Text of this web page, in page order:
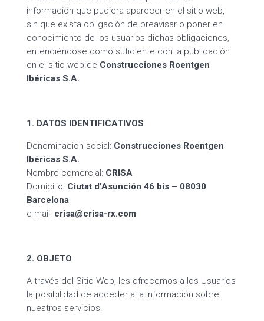
información que pudiera aparecer en el sitio web,
sin que exista obligación de preavisar o poner en
conocimiento de los usuarios dichas obligaciones,
entendiéndose como suficiente con la publicación
en el sitio web de Construcciones Roentgen
Ibéricas S.A.
1. DATOS IDENTIFICATIVOS
Denominación social: Construcciones Roentgen
Ibéricas S.A.
Nombre comercial: CRISA
Domicilio: Ciutat d’Asunción 46 bis – 08030
Barcelona
e-mail: crisa@crisa-rx.com
2. OBJETO
A través del Sitio Web, les ofrecemos a los Usuarios
la posibilidad de acceder a la información sobre
nuestros servicios.